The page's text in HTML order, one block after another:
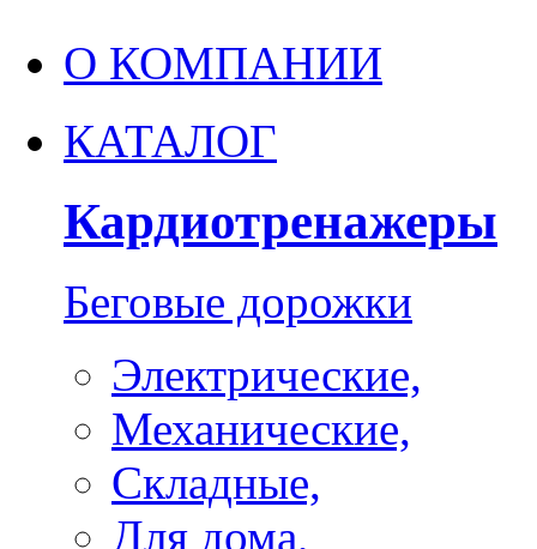
О КОМПАНИИ
КАТАЛОГ
Кардиотренажеры
Беговые дорожки
Электрические,
Механические,
Складные,
Для дома,